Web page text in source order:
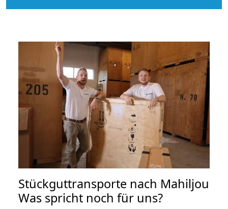
Stückguttransporte nach Mahiljou
Was spricht noch für uns?